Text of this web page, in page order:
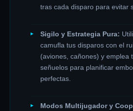
tras cada disparo para evitar
Sigilo y Estrategia Pura:
camufla tus disparos con el
(aviones, cañones) y emplea
señuelos para planificar
perfectas.
Modos Multijugador y